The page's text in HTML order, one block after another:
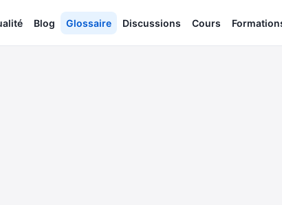
Blog Glossaire Discussions Cours